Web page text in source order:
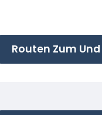
Routen Zum